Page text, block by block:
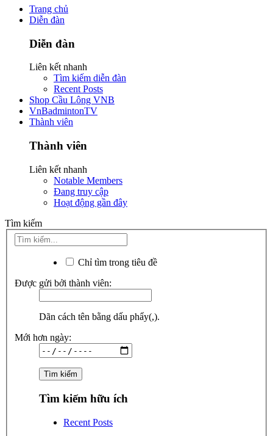
Trang chủ
Diễn đàn
Diễn đàn
Liên kết nhanh
Tìm kiếm diễn đàn
Recent Posts
Shop Cầu Lông VNB
VnBadmintonTV
Thành viên
Thành viên
Liên kết nhanh
Notable Members
Đang truy cập
Hoạt động gần đây
Tìm kiếm
Chỉ tìm trong tiêu đề
Được gửi bởi thành viên:
Dãn cách tên bằng dấu phẩy(,).
Mới hơn ngày:
Tìm kiếm hữu ích
Recent Posts